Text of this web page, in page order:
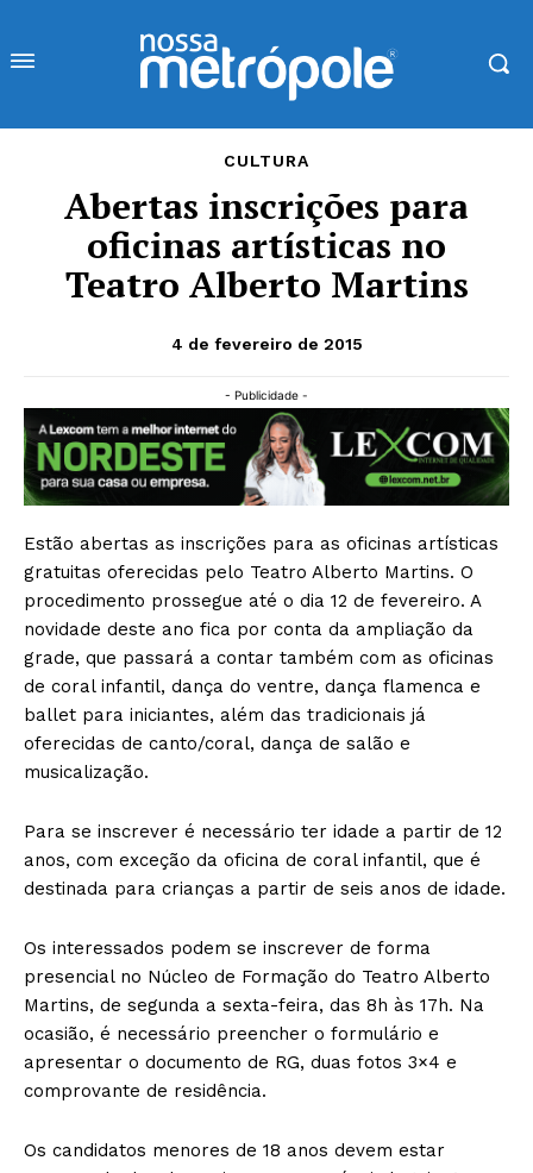
CULTURA
Abertas inscrições para
oficinas artísticas no
Teatro Alberto Martins
4 de fevereiro de 2015
- Publicidade -
Estão abertas as inscrições para as oficinas artísticas
gratuitas oferecidas pelo Teatro Alberto Martins. O
procedimento prossegue até o dia 12 de fevereiro. A
novidade deste ano fica por conta da ampliação da
grade, que passará a contar também com as oficinas
de coral infantil, dança do ventre, dança flamenca e
ballet para iniciantes, além das tradicionais já
oferecidas de canto/coral, dança de salão e
musicalização.
Para se inscrever é necessário ter idade a partir de 12
anos, com exceção da oficina de coral infantil, que é
destinada para crianças a partir de seis anos de idade.
Os interessados podem se inscrever de forma
presencial no Núcleo de Formação do Teatro Alberto
Martins, de segunda a sexta-feira, das 8h às 17h. Na
ocasião, é necessário preencher o formulário e
apresentar o documento de RG, duas fotos 3×4 e
comprovante de residência.
Os candidatos menores de 18 anos devem estar